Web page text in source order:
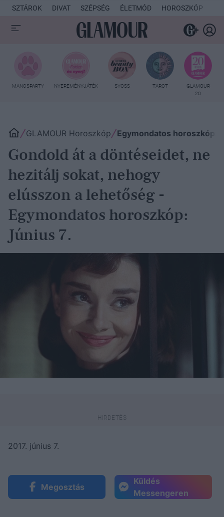
SZTÁROK DIVAT SZÉPSÉG ÉLETMÓD HOROSZKÓP
MANCSPARTY NYEREMÉNYJÁTÉK SYOSS TAROT
GLAMOUR
20
GLAMOUR Horoszkóp Egymondatos horoszkóp:
Gondold át a döntéseidet, ne
hezitálj sokat, nehogy
elússzon a lehetőség -
Egymondatos horoszkóp:
Június 7.
2017. június 7.
Megosztás
Küldés
Messengeren